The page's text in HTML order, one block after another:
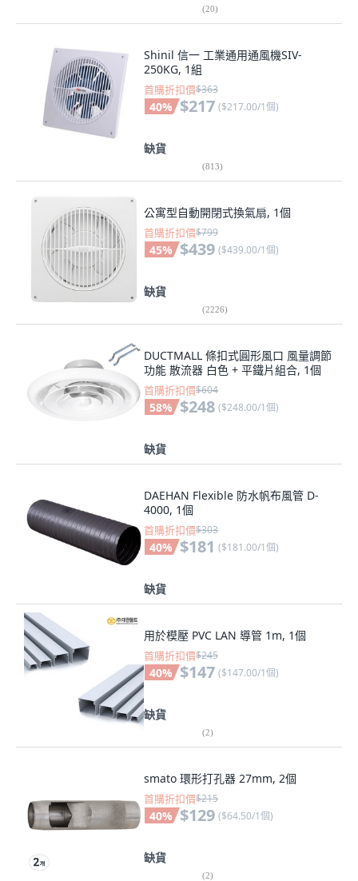
(20)
Shinil 信一 工業通用通風機SIV-
250KG, 1組
首購折扣價$363
40% $217 ($217.00/1個)
缺貨
(813)
公寓型自動開閉式換氣扇, 1個
首購折扣價$799
45% $439 ($439.00/1個)
缺貨
(2226)
DUCTMALL 條扣式圓形風口 風量調節
功能 散流器 白色 + 平鐵片組合, 1個
首購折扣價$604
58% $248 ($248.00/1個)
缺貨
DAEHAN Flexible 防水帆布風管 D-
4000, 1個
首購折扣價$303
40% $181 ($181.00/1個)
缺貨
用於模壓 PVC LAN 導管 1m, 1個
首購折扣價$245
40% $147 ($147.00/1個)
缺貨
(2)
smato 環形打孔器 27mm, 2個
首購折扣價$215
40% $129 ($64.50/1個)
缺貨
(2)